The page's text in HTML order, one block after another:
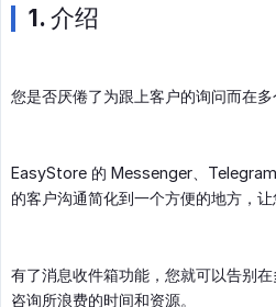
1. 介绍
您是否厌倦了为跟上客户的询问而在
EasyStore 的 Messenger、
的客户沟通简化到一个方便的地方，让
有了消息收件箱功能，您就可以告别
咨询所浪费的时间和资源。